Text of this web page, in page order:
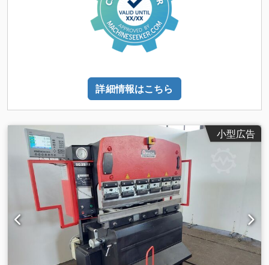
詳細情報はこちら
小型広告